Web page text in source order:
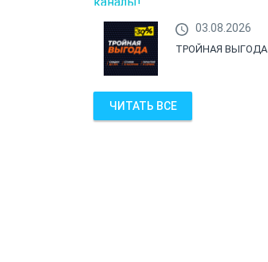
03.08.2026
ТРОЙНАЯ ВЫГОДА
ЧИТАТЬ ВСЕ